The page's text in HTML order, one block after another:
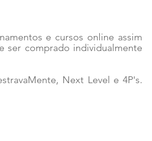
e cursos online assim
ser comprado individualmente
Next Level e 4P's.